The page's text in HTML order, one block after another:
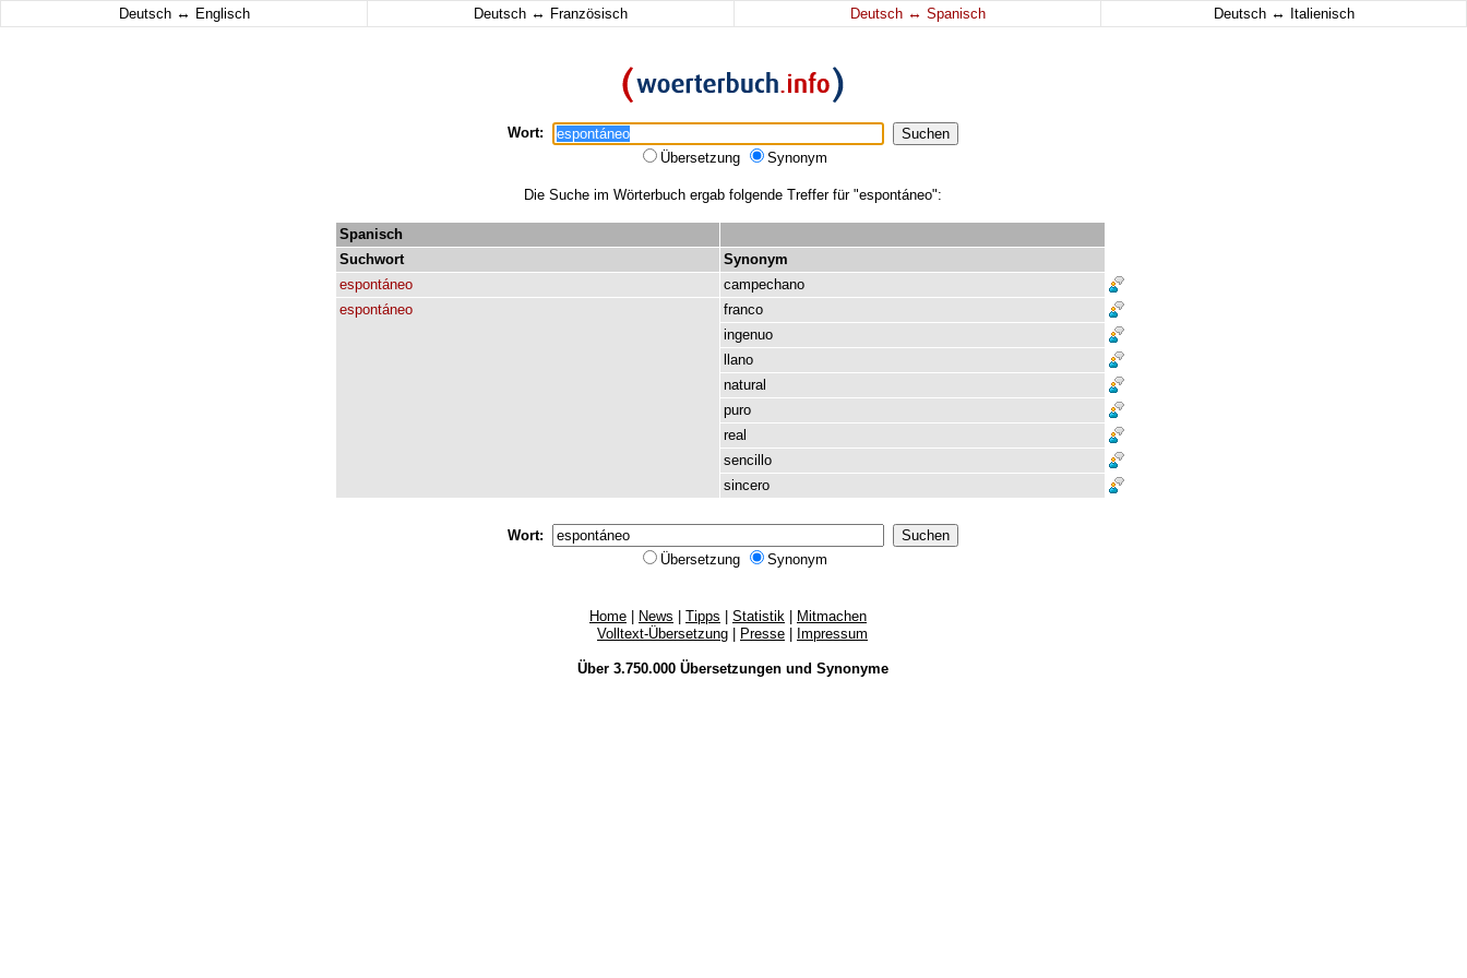
Deutsch ↔ Englisch Deutsch ↔ Französisch Deutsch ↔ Spanisch Deutsch ↔ Italienisch
Wort:
Übersetzung
Synonym
Die Suche im Wörterbuch ergab folgende Treffer für "espontáneo":
Spanisch
Suchwort
Synonym
espontáneo
campechano
espontáneo
franco
ingenuo
llano
natural
puro
real
sencillo
sincero
Wort:
Übersetzung
Synonym
Home News Tipps Statistik
Mitmachen
Volltext-Übersetzung
Presse Impressum
Über 3.750.000 Übersetzungenund Synonyme